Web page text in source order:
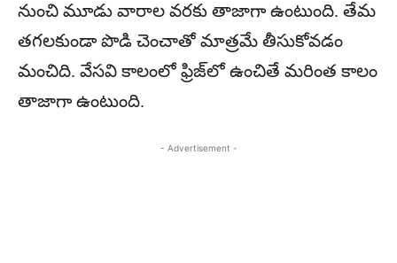
నుంచి మూడు వారాల వరకు తాజాగా ఉంటుంది. తేమ
తగలకుండా పొడి చెంచాతో మాత్రమే తీసుకోవడం
మంచిది. వేసవి కాలంలో ఫ్రిజ్‌లో ఉంచితే మరింత కాలం
తాజాగా ఉంటుంది.
- Advertisement -